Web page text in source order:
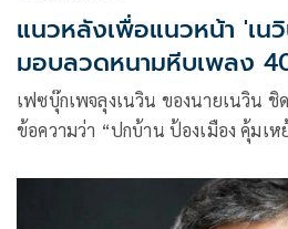
แนวหลังเพื่อแนวหน้า 'เน
มอบลวดหนามหีบเพลง
2
เฟซบุ๊กเพจลุงเนวิน ของนายเนวิน
ข้อความว่า “ปกบ้าน ป้องเมือง คุ้มเห